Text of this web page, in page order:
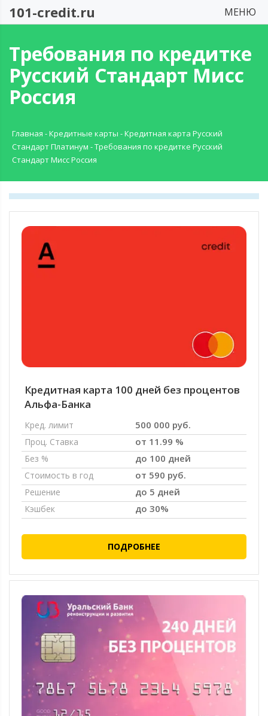
101-credit.ru МЕНЮ
Требования по кредитке
Русский Стандарт Мисс
Россия
Главная -Кредитные карты -Кредитная карта Русский
Стандарт Платинум -Требования по кредитке Русский
Стандарт Мисс Россия
Кредитная карта 100 дней без процентов
Альфа-Банка
Кред. лимит 500 000 руб.
Проц. Ставка от 11.99 %
Без % до 100 дней
Стоимость в год от 590 руб.
Решение до 5 дней
Кэшбек до 30%
ПОДРОБНЕЕ